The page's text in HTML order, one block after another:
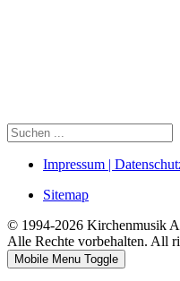
Impressum |
Sitemap
© 1994-2026 Kirchenmusik
Alle Rechte vorbehalten. All
Mobile Menu Toggle